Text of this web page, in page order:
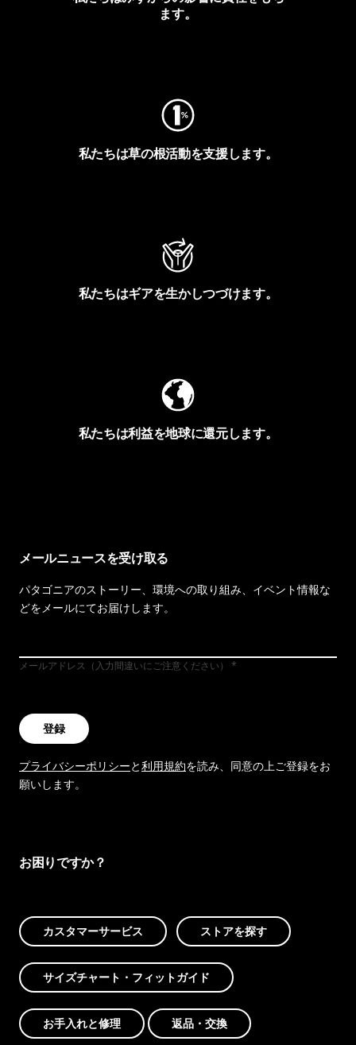
ます。
私たちは草の根活動を支援します。
私たちはギアを生かしつづけます。
私たちは利益を地球に還元します。
メールニュースを受け取る
パタゴニアのストーリー、環境への取り組み、イベント情報な
どをメールにてお届けします。
メールアドレス（入力間違いにご注意ください）
登録
プライバシーポリシーと利用規約を読み、同意の上ご登録をお
願いします。
お困りですか？
カスタマーサービス ストアを探す
サイズチャート・フィットガイド
お手入れと修理 返品・交換